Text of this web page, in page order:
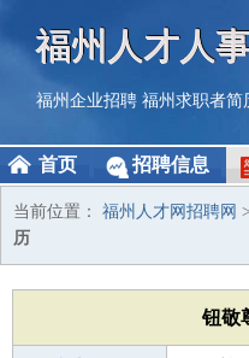
福州人才人
福州企业招聘 福州求职者简
首页 招聘信息
当前位置： 福州人才网招聘网 >
历
钮敬